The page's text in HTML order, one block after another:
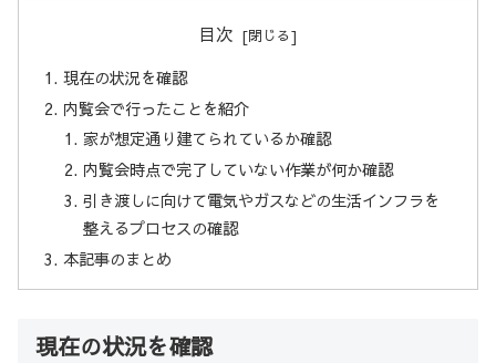
目次
現在の状況を確認
内覧会で行ったことを紹介
家が想定通り建てられているか確認
内覧会時点で完了していない作業が何か確認
引き渡しに向けて電気やガスなどの生活インフラを
整えるプロセスの確認
本記事のまとめ
現在の状況を確認